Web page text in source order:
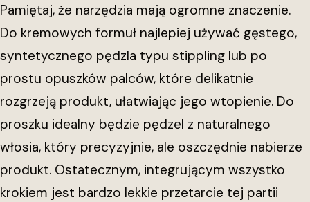
Pamiętaj, że narzędzia mają ogromne znaczenie.
Do kremowych formuł najlepiej używać gęstego,
syntetycznego pędzla typu stippling lub po
prostu opuszków palców, które delikatnie
rozgrzeją produkt, ułatwiając jego wtopienie. Do
proszku idealny będzie pędzel z naturalnego
włosia, który precyzyjnie, ale oszczędnie nabierze
produkt. Ostatecznym, integrującym wszystko
krokiem jest bardzo lekkie przetarcie tej partii